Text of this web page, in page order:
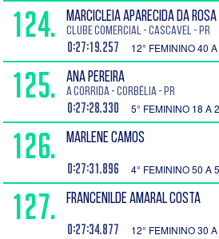
124. MARCICLEIA APARECIDA DA ROSA
Clube comercial - Cascavel - PR
0:27:19.257 12° FEMININO 40
125. ANA PEREIRA
A corrida - Corbélia - PR
0:27:28.330 5° FEMININO 18 A
126. MARLENE CAMOS
0:27:31.896 4° FEMININO 50 A
127. FRANCENILDE AMARAL COSTA
0:27:34.877 12° FEMININO 30